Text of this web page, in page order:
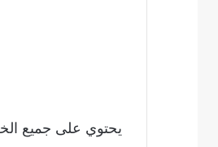
يحتوي على جميع